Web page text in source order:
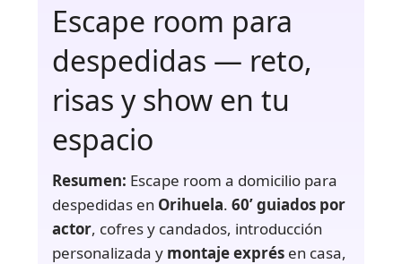
Escape room para
despedidas — reto,
risas y show en tu
espacio
Resumen: Escape room a domicilio para
despedidas en Orihuela. 60’ guiados por
actor, cofres y candados, introducción
personalizada y montaje exprés en casa,